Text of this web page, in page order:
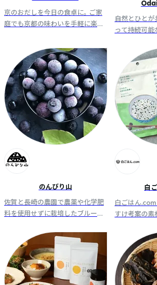
京のおだしを今日の食卓に。 ご家
庭でも京都の味わいを手軽に楽し
心を込めてお届けします。
自然とひとが
って持続可能
で抽出した
を使用したプ
のんびり山
佐賀と長崎の農園で農薬や化学肥
料を使用せずに栽培したブルーベ
品や、日々の暮らしを楽しむアイ
テムの販売を行っています。
白
白ごはん
すけ考案の素
等おうちで
プトに展開し